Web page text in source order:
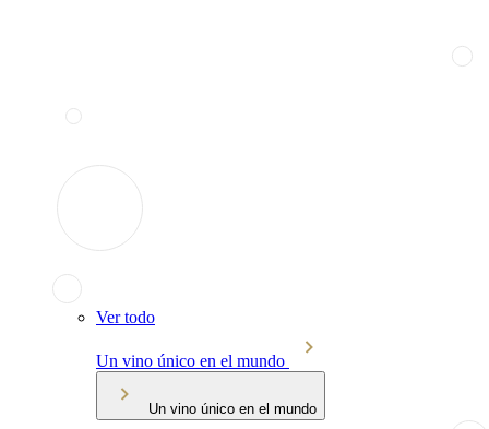
Ver todo
Un vino único en el mundo
Un vino único en el mundo